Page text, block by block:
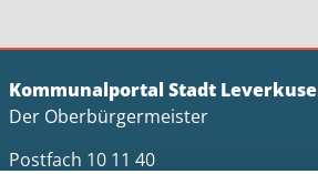
Kommunalportal Stadt
Der Oberbürgermeister
Postfach 10 11 40